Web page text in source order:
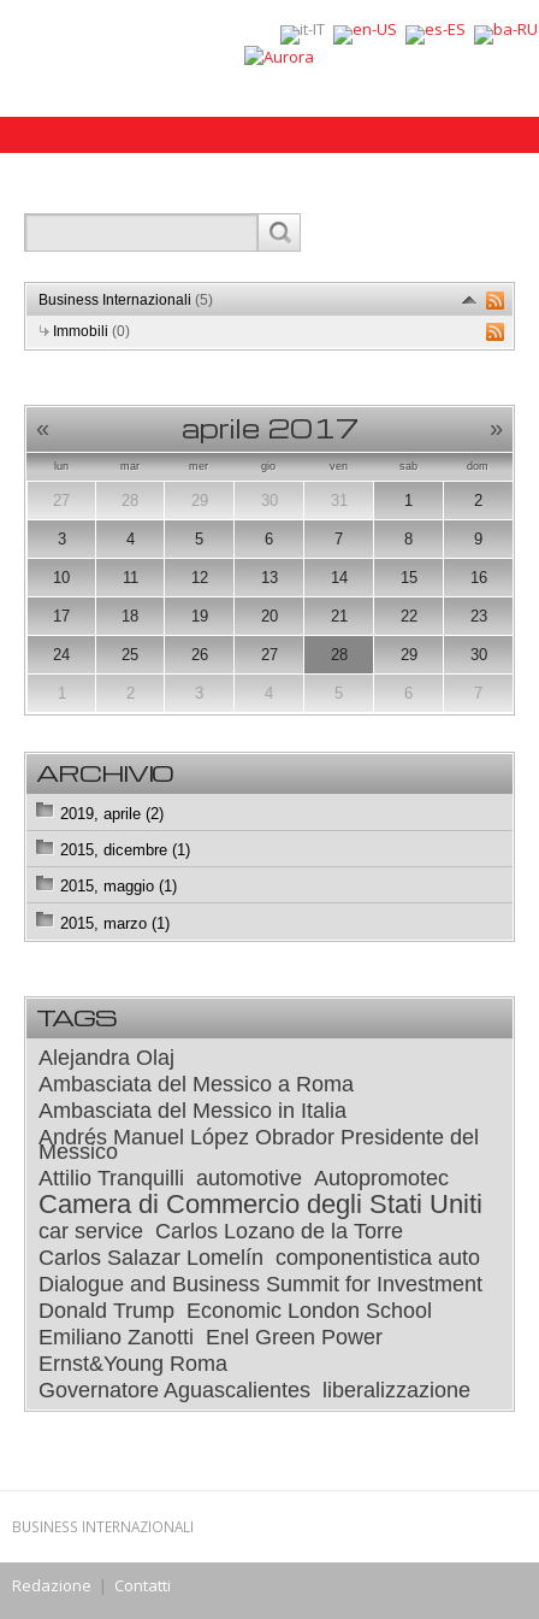
Business Internazionali (5)
Immobili (0)
« aprile 2017 »
lun mar mer gio ven sab dom
27 28 29 30 31 1 2
3 4 5 6 7 8 9
10 11 12 13 14 15 16
17 18 19 20 21 22 23
24 25 26 27 28 29 30
1 2 3 4 5 6 7
ARCHIVIO
2019, aprile (2)
2015, dicembre (1)
2015, maggio (1)
2015, marzo (1)
TAGS
Alejandra Olaj
Ambasciata del Messico a Roma
Ambasciata del Messico in Italia
Andrés Manuel López Obrador Presidente del
Messico
Attilio Tranquilli automotive Autopromotec
Camera di Commercio degli Stati Uniti
car service Carlos Lozano de la Torre
Carlos Salazar Lomelín componentistica auto
Dialogue and Business Summit for Investment
Donald Trump Economic London School
Emiliano Zanotti Enel Green Power
Ernst&Young Roma
Governatore Aguascalientes
liberalizzazione
BUSINESS INTERNAZIONALI
Redazione | Contatti